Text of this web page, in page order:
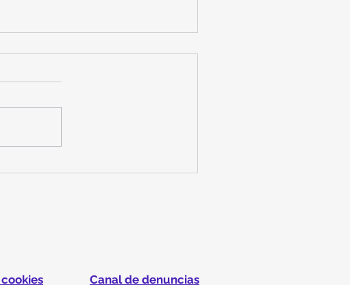
Canal de denuncias